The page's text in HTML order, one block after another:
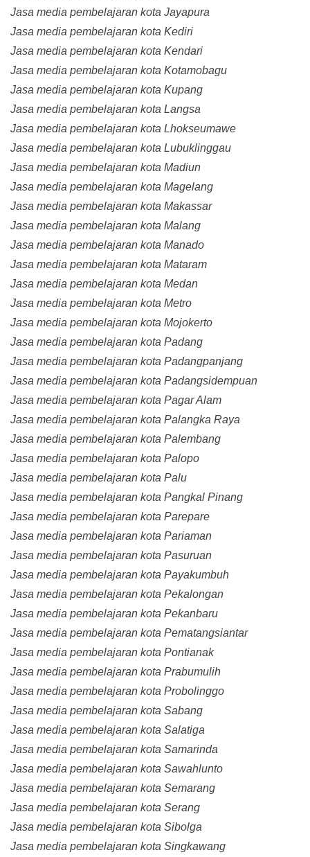
Jasa media pembelajaran kota Jayapura
Jasa media pembelajaran kota Kediri
Jasa media pembelajaran kota Kendari
Jasa media pembelajaran kota Kotamobagu
Jasa media pembelajaran kota Kupang
Jasa media pembelajaran kota Langsa
Jasa media pembelajaran kota Lhokseumawe
Jasa media pembelajaran kota Lubuklinggau
Jasa media pembelajaran kota Madiun
Jasa media pembelajaran kota Magelang
Jasa media pembelajaran kota Makassar
Jasa media pembelajaran kota Malang
Jasa media pembelajaran kota Manado
Jasa media pembelajaran kota Mataram
Jasa media pembelajaran kota Medan
Jasa media pembelajaran kota Metro
Jasa media pembelajaran kota Mojokerto
Jasa media pembelajaran kota Padang
Jasa media pembelajaran kota Padangpanjang
Jasa media pembelajaran kota Padangsidempuan
Jasa media pembelajaran kota Pagar Alam
Jasa media pembelajaran kota Palangka Raya
Jasa media pembelajaran kota Palembang
Jasa media pembelajaran kota Palopo
Jasa media pembelajaran kota Palu
Jasa media pembelajaran kota Pangkal Pinang
Jasa media pembelajaran kota Parepare
Jasa media pembelajaran kota Pariaman
Jasa media pembelajaran kota Pasuruan
Jasa media pembelajaran kota Payakumbuh
Jasa media pembelajaran kota Pekalongan
Jasa media pembelajaran kota Pekanbaru
Jasa media pembelajaran kota Pematangsiantar
Jasa media pembelajaran kota Pontianak
Jasa media pembelajaran kota Prabumulih
Jasa media pembelajaran kota Probolinggo
Jasa media pembelajaran kota Sabang
Jasa media pembelajaran kota Salatiga
Jasa media pembelajaran kota Samarinda
Jasa media pembelajaran kota Sawahlunto
Jasa media pembelajaran kota Semarang
Jasa media pembelajaran kota Serang
Jasa media pembelajaran kota Sibolga
Jasa media pembelajaran kota Singkawang